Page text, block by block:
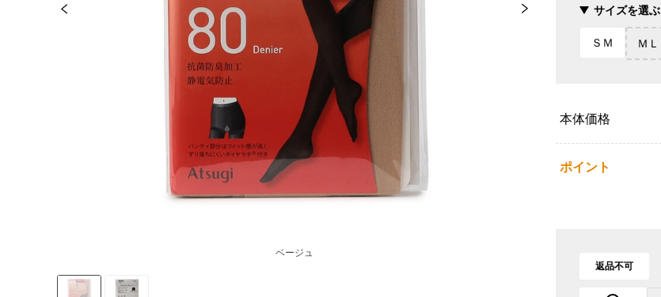
ベージュ
サイズを選ぶ
ＳＭ ＭＬ
本体価格
ポイント
返品不可